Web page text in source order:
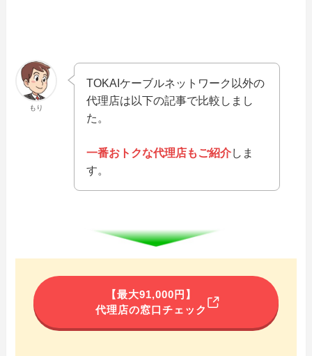
もり
TOKAIケーブルネットワーク以外の
代理店は以下の記事で比較しまし
た。
一番おトクな代理店もご紹介しま
す。
【最大91,000円】
代理店の窓口チェック